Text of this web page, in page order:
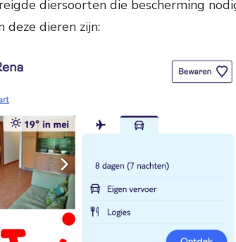
diersoorten die bescherming
deze dieren zijn: